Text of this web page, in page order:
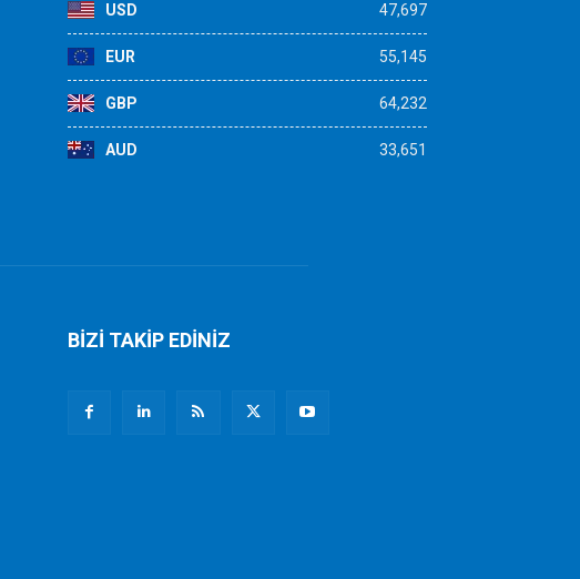
USD 47,697
EUR 55,145
GBP 64,232
AUD 33,651
BİZİ TAKİP EDİNİZ